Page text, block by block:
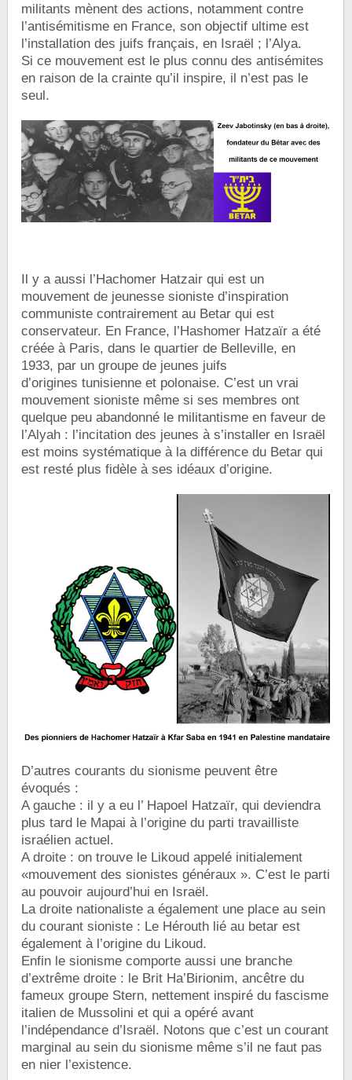
militants mènent des actions, notamment contre
l’antisémitisme en France, son objectif ultime est
l’installation des juifs français, en Israël ; l’Alya.
Si ce mouvement est le plus connu des antisémites
en raison de la crainte qu’il inspire, il n’est pas le
seul.
Il y a aussi l’Hachomer Hatzair qui est un
mouvement de jeunesse sioniste d’inspiration
communiste contrairement au Betar qui est
conservateur. En France, l’Hashomer Hatzaïr a été
créée à Paris, dans le quartier de Belleville, en
1933, par un groupe de jeunes juifs
d’origines tunisienne et polonaise. C’est un vrai
mouvement sioniste même si ses membres ont
quelque peu abandonné le militantisme en faveur de
l’Alyah : l’incitation des jeunes à s’installer en Israël
est moins systématique à la différence du Betar qui
est resté plus fidèle à ses idéaux d’origine.
D’autres courants du sionisme peuvent être
évoqués :
A gauche : il y a eu l’ Hapoel Hatzaïr, qui deviendra
plus tard le Mapai à l’origine du parti travailliste
israélien actuel.
A droite : on trouve le Likoud appelé initialement
«mouvement des sionistes généraux ». C’est le parti
au pouvoir aujourd’hui en Israël.
La droite nationaliste a également une place au sein
du courant sioniste : Le Hérouth lié au betar est
également à l’origine du Likoud.
Enfin le sionisme comporte aussi une branche
d’extrême droite : le Brit Ha’Birionim, ancêtre du
fameux groupe Stern, nettement inspiré du fascisme
italien de Mussolini et qui a opéré avant
l’indépendance d’Israël. Notons que c’est un courant
marginal au sein du sionisme même s’il ne faut pas
en nier l’existence.